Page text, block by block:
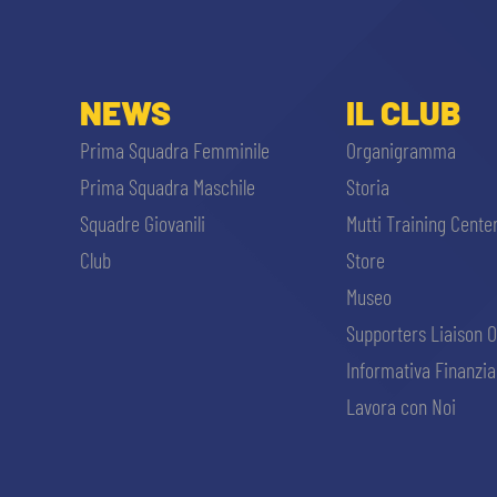
NEWS
Prima Squadra Femminile
Prima Squadra Maschile
Squadre Giovanili
Club
IL CLUB
Organigramma
Storia
Mutti Training
Store
Museo
Supporters Liaison
Informativa
Lavora con Noi